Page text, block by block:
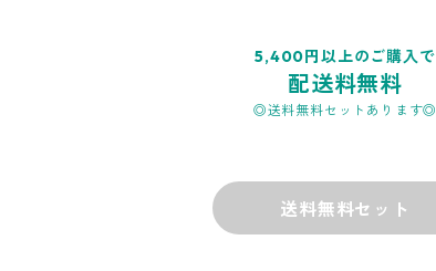
5,400円以上のご購入で
配送料無料
◎送料無料セットあります◎
送料無料セット